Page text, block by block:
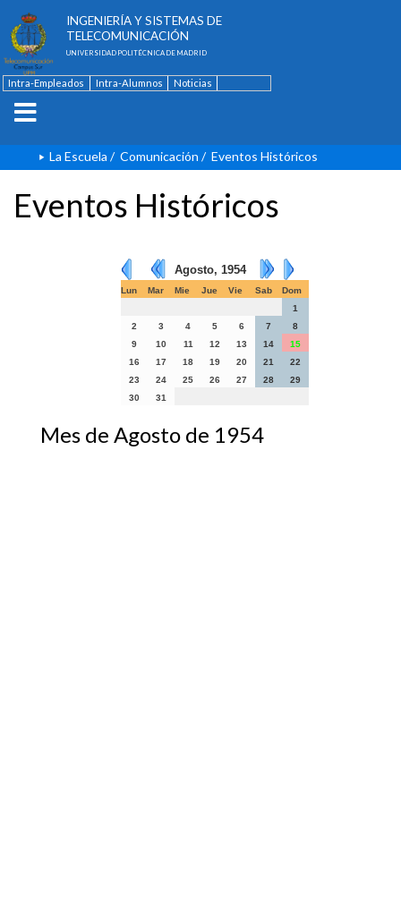
INGENIERÍA Y SISTEMAS DE
TELECOMUNICACIÓN
UNIVERSIDAD POLITÉCNICA DE MADRID
Intra-Empleados Intra-Alumnos
Noticias
La Escuela / Comunicación / Eventos Históricos
Eventos Históricos
Agosto, 1954
Lun Mar Mie Jue Vie Sab
Dom
1
2
3 4 5 6 7
8
9
10 11 12 13 14
15
16
17 18 19 20 21
22
23
24 25 26 27 28
29
30
31
Mes de Agosto de 1954